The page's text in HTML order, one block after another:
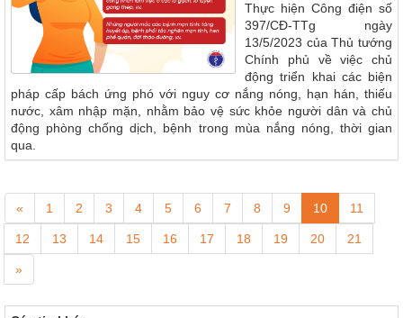
Thực hiện Công điện số
397/CĐ-TTg ngày
13/5/2023 của Thủ tướng
Chính phủ về việc chủ
động triển khai các biện
pháp cấp bách ứng phó với nguy cơ nắng nóng, hạn hán, thiếu
nước, xâm nhập mặn, nhằm bảo vệ sức khỏe người dân và chủ
động phòng chống dịch, bệnh trong mùa nắng nóng, thời gian
qua.
« 1 2 3 4 5 6 7 8 9 10 11
12 13 14 15 16 17 18 19 20 21
»